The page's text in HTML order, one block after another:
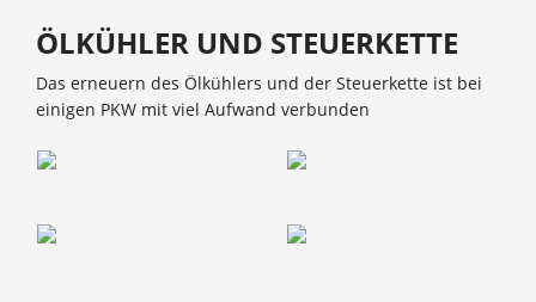
ÖLKÜHLER UND STEUERKETTE
Das erneuern des Ölkühlers und der Steuerkette ist bei
einigen PKW mit viel Aufwand verbunden